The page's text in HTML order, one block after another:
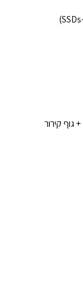
3x 120MM עם תאורת RGB + גוף קירור PCH + גוף קירור